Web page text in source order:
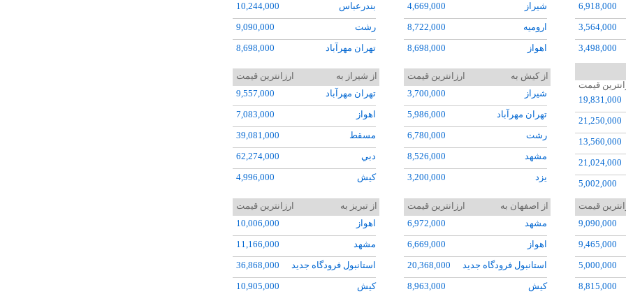
6,918,000
3,564,000
3,498,000
14,300,000
4,184,000
15,400,000
6,496,000
11,514,000
9,032,000
4,000,000
شيراز
4,669,000
اروميه
8,722,000
اهواز
8,698,000
رشت
5,721,000
تبريز
8,168,000
زاهدان
11,166,000
کرمانشاه
6,581,000
کيش
11,074,000
بندرعباس
10,244,000
رشت
9,090,000
تهران مهرآباد
8,698,000
شيراز
7,083,000
تبريز
10,006,000
نوشهر
8,093,000
قیمت
19,831,000
21,250,000
13,560,000
21,024,000
5,002,000
22,361,000
23,950,000
20,511,000
از کيش به
ارزانترین قیمت
شيراز
3,700,000
تهران مهرآباد
5,986,000
رشت
6,780,000
مشهد
8,526,000
يزد
3,200,000
اصفهان
6,998,000
تبريز
4,000,000
از شيراز به
ارزانترین قیمت
تهران مهرآباد
9,557,000
اهواز
7,083,000
مسقط
39,081,000
دبي
62,274,000
کيش
4,996,000
رشت
5,000,000
قیمت
9,090,000
9,465,000
5,000,000
8,815,000
از اصفهان به
ارزانترین قیمت
مشهد
6,972,000
اهواز
6,669,000
استانبول فرودگاه جديد
20,368,000
کيش
8,963,000
از تبريز به
ارزانترین قیمت
اهواز
10,006,000
مشهد
11,166,000
استانبول فرودگاه جديد
36,868,000
کيش
10,905,000